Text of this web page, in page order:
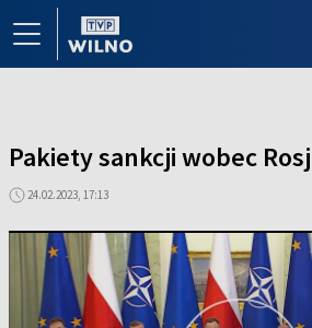
Pakiety sankcji wobec
24.02.2023, 17:13